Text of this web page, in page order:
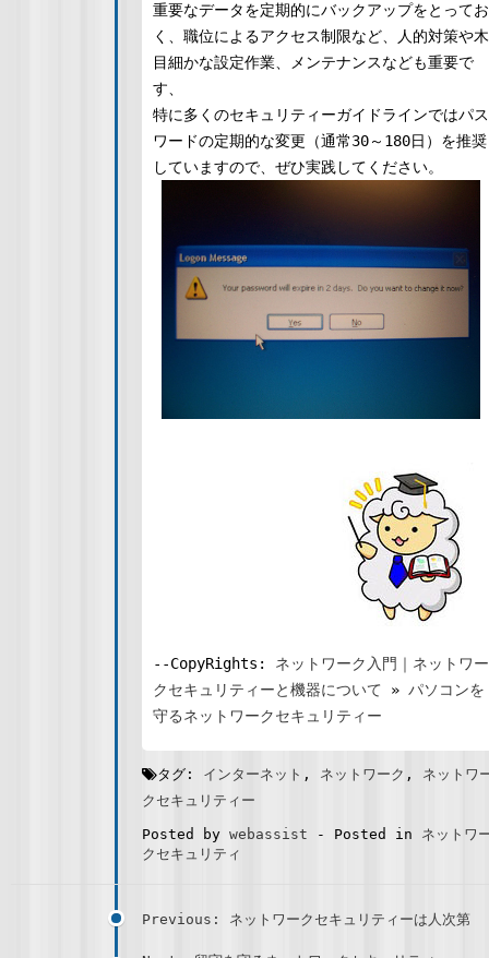
重要なデータを定期的にバックアップをとってお
く、職位によるアクセス制限など、人的対策や木
目細かな設定作業、メンテナンスなども重要で
す、
特に多くのセキュリティーガイドラインではパス
ワードの定期的な変更（通常30～180日）を推奨
していますので、ぜひ実践してください。
--CopyRights: ネットワーク入門｜ネットワー
クセキュリティーと機器について » パソコンを
守るネットワークセキュリティー
タグ: インターネット , ネットワーク , ネットワ
クセキュリティー
Posted by webassist - Posted in ネットワ
クセキュリティ
Previous: ネットワークセキュリティーは人次第